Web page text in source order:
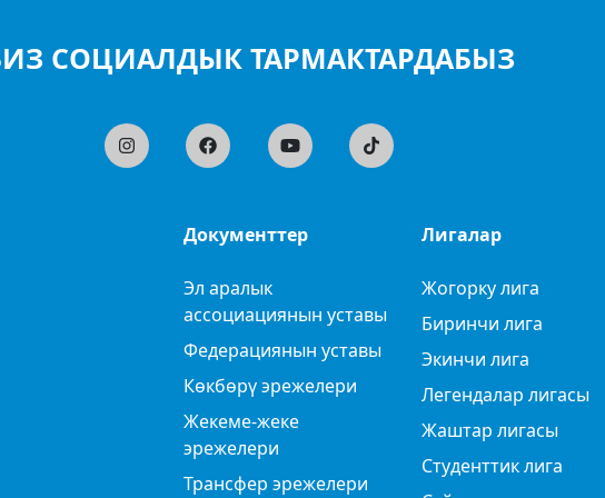
СОЦИАЛДЫК ТАРМАКТАРДАБЫЗ
Документтер
Эл аралык
ассоциациянын уставы
Федерациянын уставы
Көкбөрү эрежелери
Жекеме-жеке
эрежелери
Трансфер эрежелери
Лигалар
Жогорку лига
Биринчи лига
Экинчи лига
Легендалар лигасы
Жаштар лигасы
Студенттик лига